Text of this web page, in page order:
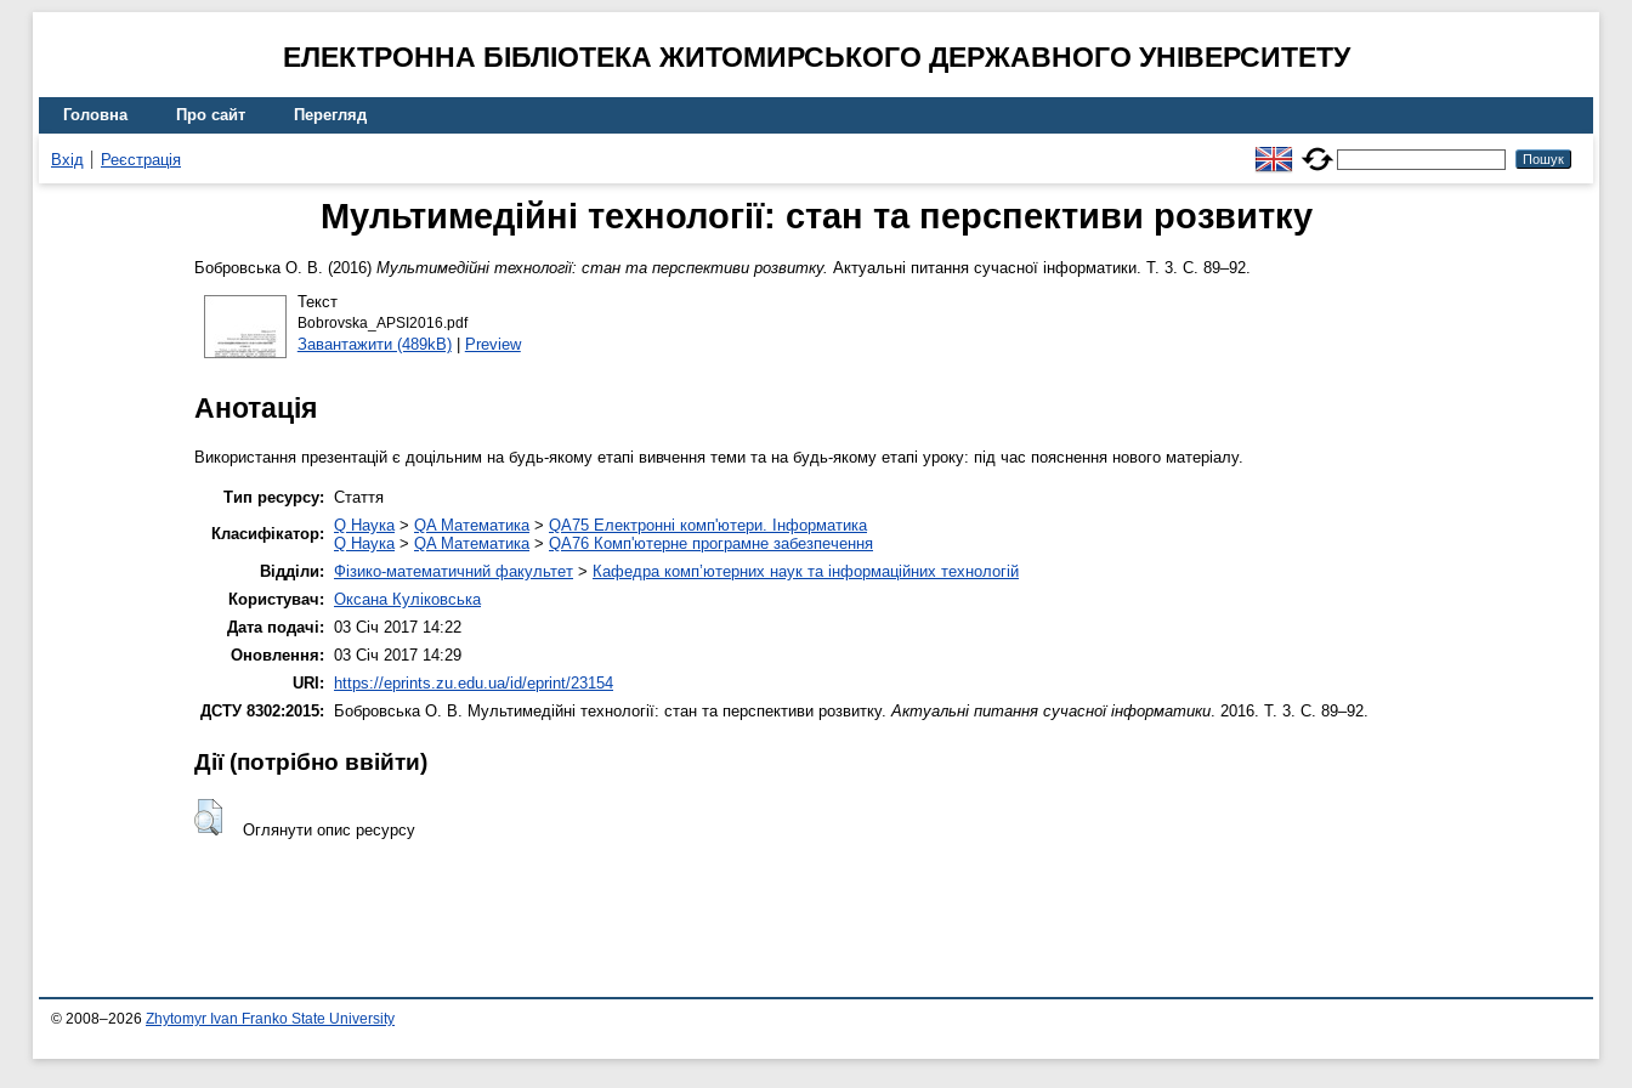
ЕЛЕКТРОННА БІБЛІОТЕКА ЖИТОМИРСЬКОГО ДЕРЖАВНОГО УНІВЕРСИТЕТУ
Головна Про сайт Перегляд
Вхід Реєстрація
Мультимедійні технології: стан та перспективи розвитку
Бобровська О. В. (2016) Мультимедійні технології: стан та перспективи розвитку. Актуальні питання сучасної інформатики. Т. 3. С. 89–92.
Текст
Bobrovska_APSI2016.pdf
Завантажити (489kB)| Preview
Анотація
Використання презентацій є доцільним на будь-якому етапі вивчення теми та на будь-якому етапі уроку: під час пояснення нового матеріалу.
Тип ресурсу: Стаття
Класифікатор: Q Наука > QA Математика > QA75 Електронні комп'ютери. Інформатика
Q Наука > QA Математика > QA76 Комп'ютерне програмне забезпечення
Відділи: Фізико-математичний факультет > Кафедра комп’ютерних наук та інформаційних технологій
Користувач: Оксана Куліковська
Дата подачі: 03 Січ 2017 14:22
Оновлення: 03 Січ 2017 14:29
URI: https://eprints.zu.edu.ua/id/eprint/23154
ДСТУ 8302:2015:
Бобровська О. В. Мультимедійні технології: стан та перспективи розвитку. Актуальні питання сучасної інформатики . 2016. Т. 3. С. 89–92.
Дії ​​(потрібно ввійти)
Оглянути опис ресурсу
© 2008–2026 Zhytomyr Ivan Franko State University